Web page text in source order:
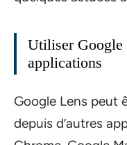
Utiliser Google
applications
Google Lens peut
depuis d’autres